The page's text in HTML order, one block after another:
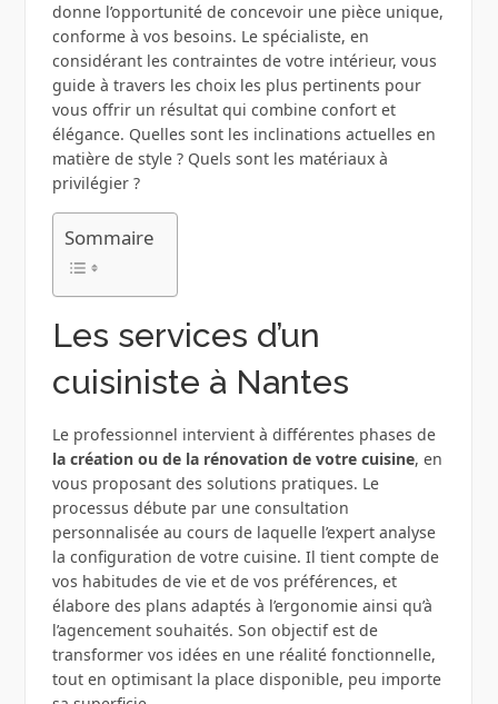
donne l’opportunité de concevoir une pièce unique,
conforme à vos besoins. Le spécialiste, en
considérant les contraintes de votre intérieur, vous
guide à travers les choix les plus pertinents pour
vous offrir un résultat qui combine confort et
élégance. Quelles sont les inclinations actuelles en
matière de style ? Quels sont les matériaux à
privilégier ?
Sommaire
Les services d’un
cuisiniste à Nantes
Le professionnel intervient à différentes phases de
la création ou de la rénovation de votre cuisine, en
vous proposant des solutions pratiques. Le
processus débute par une consultation
personnalisée au cours de laquelle l’expert analyse
la configuration de votre cuisine. Il tient compte de
vos habitudes de vie et de vos préférences, et
élabore des plans adaptés à l’ergonomie ainsi qu’à
l’agencement souhaités. Son objectif est de
transformer vos idées en une réalité fonctionnelle,
tout en optimisant la place disponible, peu importe